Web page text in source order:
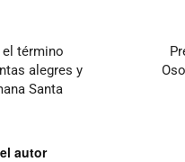
término
alegres y
Santa
autor